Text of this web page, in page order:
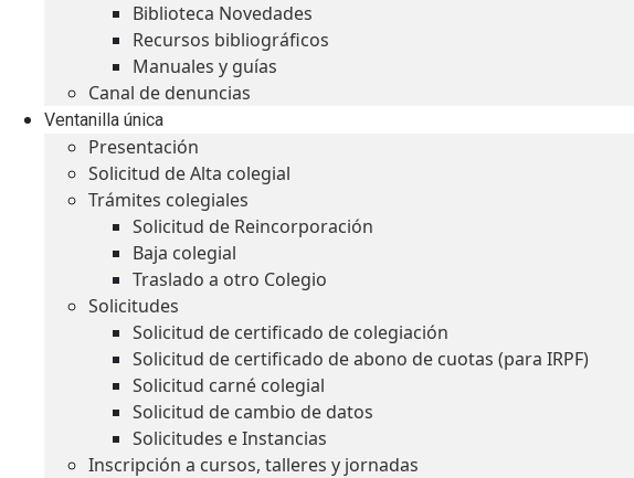
Biblioteca Novedades
Recursos bibliográficos
Manuales y guías
Canal de denuncias
Ventanilla única
Presentación
Solicitud de Alta colegial
Trámites colegiales
Solicitud de Reincorporación
Baja colegial
Traslado a otro Colegio
Solicitudes
Solicitud de certificado de colegiación
Solicitud de certificado de abono de cuotas (para IRPF)
Solicitud carné colegial
Solicitud de cambio de datos
Solicitudes e Instancias
Inscripción a cursos, talleres y jornadas